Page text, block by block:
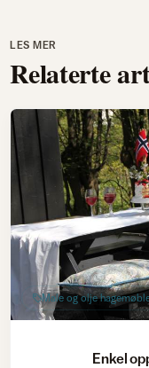
LES MER
Relaterte
Male og olje
Enkel